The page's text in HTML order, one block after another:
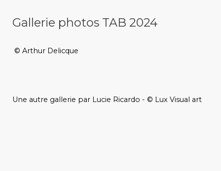
Gallerie photos TAB 2024
© Arthur Delicque
Une autre gallerie par Lucie Ricardo - © Lux Visual art